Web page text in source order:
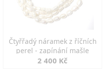
Čtyřřadý náramek z říčních
perel - zapínání mašle
2 400 Kč